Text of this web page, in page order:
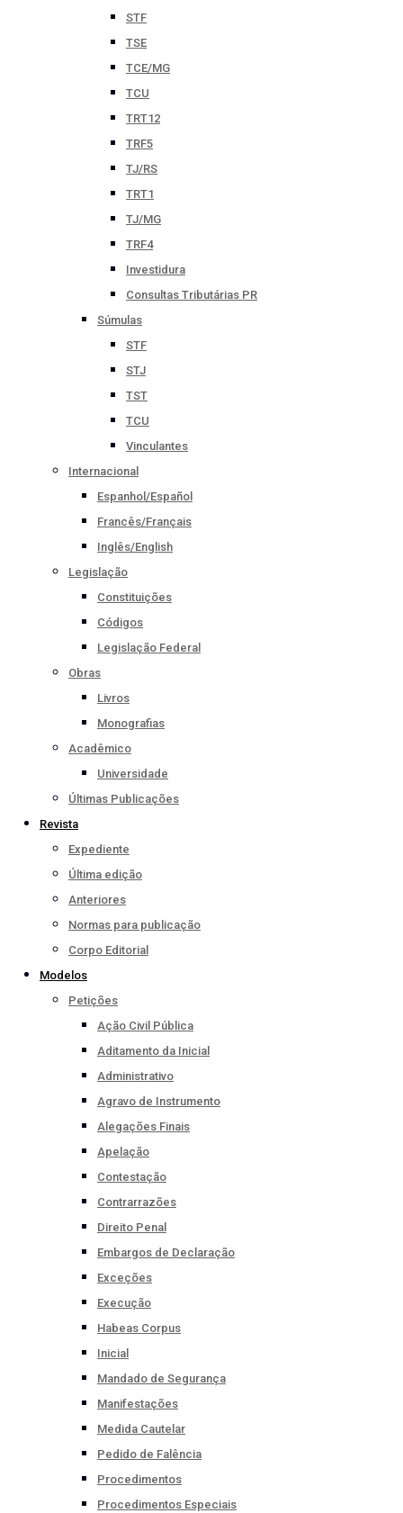
STF
TSE
TCE/MG
TCU
TRT12
TRF5
TJ/RS
TRT1
TJ/MG
TRF4
Investidura
Consultas Tributárias PR
Súmulas
STF
STJ
TST
TCU
Vinculantes
Internacional
Espanhol/Español
Francês/Français
Inglês/English
Legislação
Constituições
Códigos
Legislação Federal
Obras
Livros
Monografias
Acadêmico
Universidade
Últimas Publicações
Revista
Expediente
Última edição
Anteriores
Normas para publicação
Corpo Editorial
Modelos
Petições
Ação Civil Pública
Aditamento da Inicial
Administrativo
Agravo de Instrumento
Alegações Finais
Apelação
Contestação
Contrarrazões
Direito Penal
Embargos de Declaração
Exceções
Execução
Habeas Corpus
Inicial
Mandado de Segurança
Manifestações
Medida Cautelar
Pedido de Falência
Procedimentos
Procedimentos Especiais